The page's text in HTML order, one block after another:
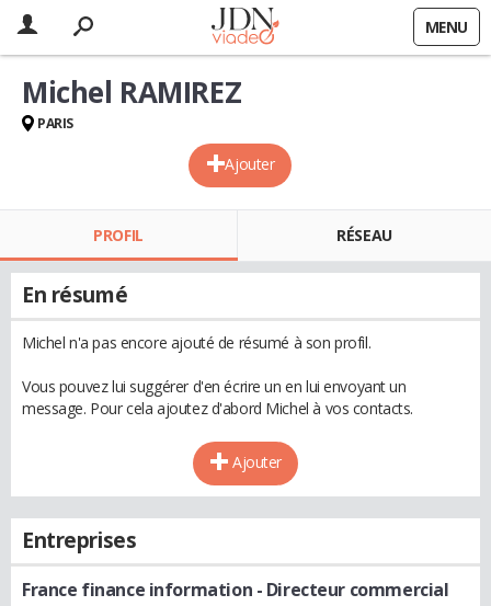
MENU
Ajouter
Michel RAMIREZ
PARIS
PROFIL RÉSEAU
En résumé
Michel n'a pas encore ajouté de résumé à son profil.
Vous pouvez lui suggérer d'en écrire un en lui envoyant un
message. Pour cela ajoutez d'abord Michel à vos contacts.
Ajouter
Entreprises
France finance information - Directeur commercial